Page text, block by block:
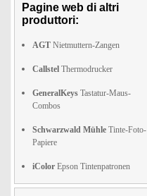
Pagine web di altri
produttori:
AGT Nietmuttern-Zangen
Callstel Thermodrucker
GeneralKeys Tastatur-Maus-
Combos
Schwarzwald Mühle Tinte-Foto-
Papiere
iColor Epson Tintenpatronen